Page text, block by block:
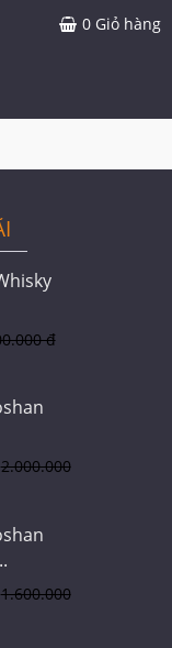
0 Giỏ hàng
đ
2.000.000
1.600.000